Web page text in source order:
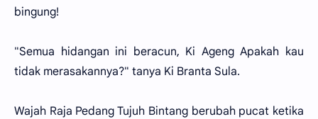
bingung!
"Semua hidangan ini beracun, Ki Ageng Apakah kau
tidak merasakannya?" tanya Ki Branta Sula.
Wajah Raja Pedang Tujuh Bintang berubah pucat ketika